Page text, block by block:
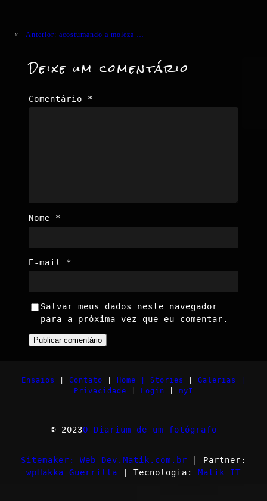
« Anterior: acostumando a moleza …
Deixe um comentário
Comentário *
Nome *
E-mail *
Salvar meus dados neste navegador
para a próxima vez que eu comentar.
Ensaios Contato Home | Stories
Galerias |
Privacidade
Login myI
© 2023O Diarium de um fotógrafo
Sitemaker: Web-Dev.Matik.com.br | Partner:
wpHakka Guerrilla | Tecnologia: Matik IT